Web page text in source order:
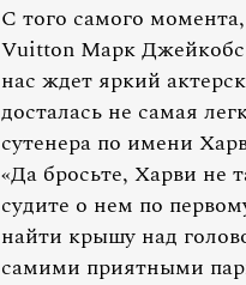
С того самого
Vuitton Марк Джейкобс
нас ждет яркий
досталась не самая
сутенера по имени
«Да бросьте, Харви не
судите о нем по
найти крышу над
самими приятными